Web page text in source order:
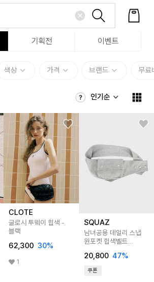
기획전 이벤트
색상 가격 브랜드 무료
인기순
CLOTE
글로시 투웨이 힙색 -
블랙
62,300 30%
1
SQUAZ
남녀공용 데일리 스냅
원포켓 힙색벨트
20,800 47%
쿠폰